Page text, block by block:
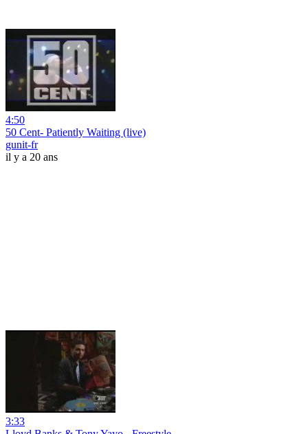
4:50
50 Cent- Patiently Waiting (live)
gunit-fr
il y a 20 ans
3:33